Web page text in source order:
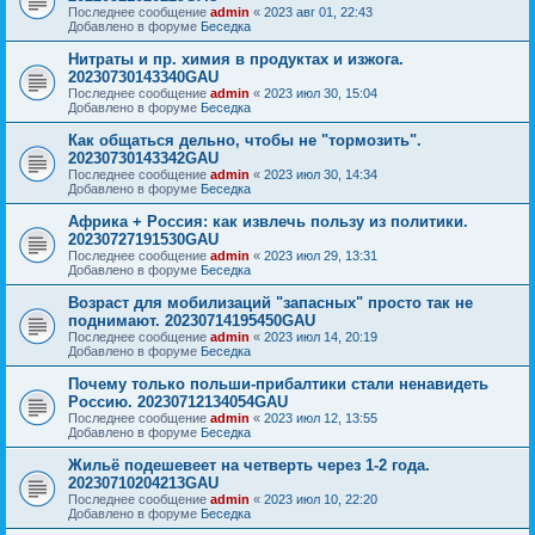
Последнее сообщение admin « 2023 авг 01, 22:43
Добавлено в форуме Беседка
Нитраты и пр. химия в продуктах и изжога.
20230730143340GAU
Последнее сообщение admin « 2023 июл 30, 15:04
Добавлено в форуме Беседка
Как общаться дельно, чтобы не "тормозить".
20230730143342GAU
Последнее сообщение admin « 2023 июл 30, 14:34
Добавлено в форуме Беседка
Африка + Россия: как извлечь пользу из политики.
20230727191530GAU
Последнее сообщение admin « 2023 июл 29, 13:31
Добавлено в форуме Беседка
Возраст для мобилизаций "запасных" просто так не
поднимают. 20230714195450GAU
Последнее сообщение admin « 2023 июл 14, 20:19
Добавлено в форуме Беседка
Почему только польши-прибалтики стали ненавидеть
Россию. 20230712134054GAU
Последнее сообщение admin « 2023 июл 12, 13:55
Добавлено в форуме Беседка
Жильё подешевеет на четверть через 1-2 года.
20230710204213GAU
Последнее сообщение admin « 2023 июл 10, 22:20
Добавлено в форуме Беседка